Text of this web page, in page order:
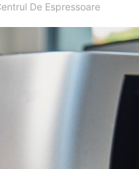
De Espressoare